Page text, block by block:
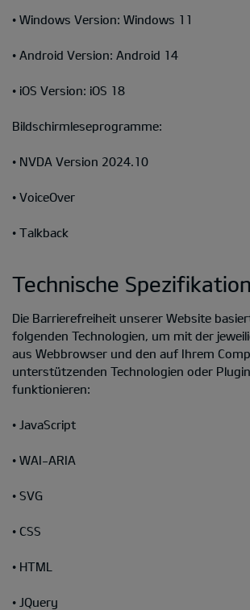
• Windows Version: Windows 11
• Android Version: Android 14
• iOS Version: iOS 18
Bildschirmleseprogramme:
• NVDA Version 2024.10
• VoiceOver
• Talkback
Technische
Die Barrierefreiheit unserer Website
folgenden Technologien, um mit der
aus Webbrowser und den auf Ihrem
unterstützenden Technologien oder
funktionieren:
• JavaScript
• WAI-ARIA
• SVG
• CSS
• HTML
• JQuery